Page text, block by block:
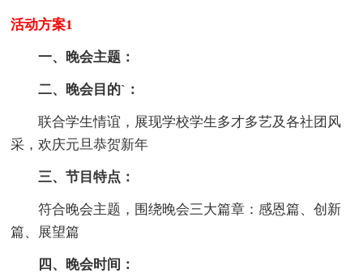
活动方案1
一、晚会主题：
二、晚会目的`：
联合学生情谊，展现学校学生多才多艺及各社团风
采，欢庆元旦恭贺新年
三、节目特点：
符合晚会主题，围绕晚会三大篇章：感恩篇、创新
篇、展望篇
四、晚会时间：